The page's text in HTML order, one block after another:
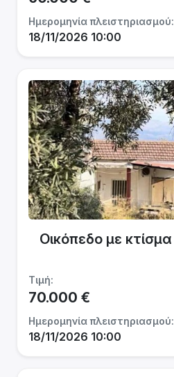
Ημερομηνία πλειστηριασμού:
18/11/2026 10:00
Οικόπεδο με κτίσμα
Τιμή:
70.000 €
Ημερομηνία πλειστηριασμού:
18/11/2026 10:00